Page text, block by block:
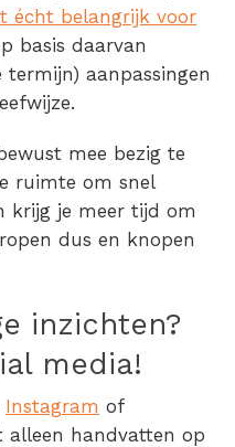
écht belangrijk voor
basis daarvan
aanpassingen
mee bezig te
ruimte om snel
krijg je meer tijd om
dus en knopen
inzichten?
media!
Instagram of
alleen handvatten op